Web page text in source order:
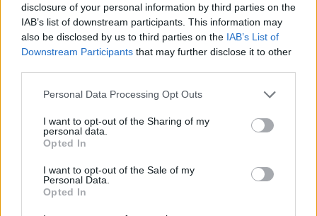
disclosure of your personal information by third parties on the
IAB’s list of downstream participants. This information may
also be disclosed by us to third parties on the IAB’s List of
Downstream Participants that may further disclose it to other
Personal Data Processing Opt Outs
I want to opt-out of the Sharing of my
personal data.
Opted In
I want to opt-out of the Sale of my
Personal Data.
Opted In
28 Μαρτίου 2025
Πολύτιμη Προσφορά
στον Πανεδεσσαϊκό
και την Τοπική
Πανεδεσσαϊκός:
Ευρεία εκτός έδρας